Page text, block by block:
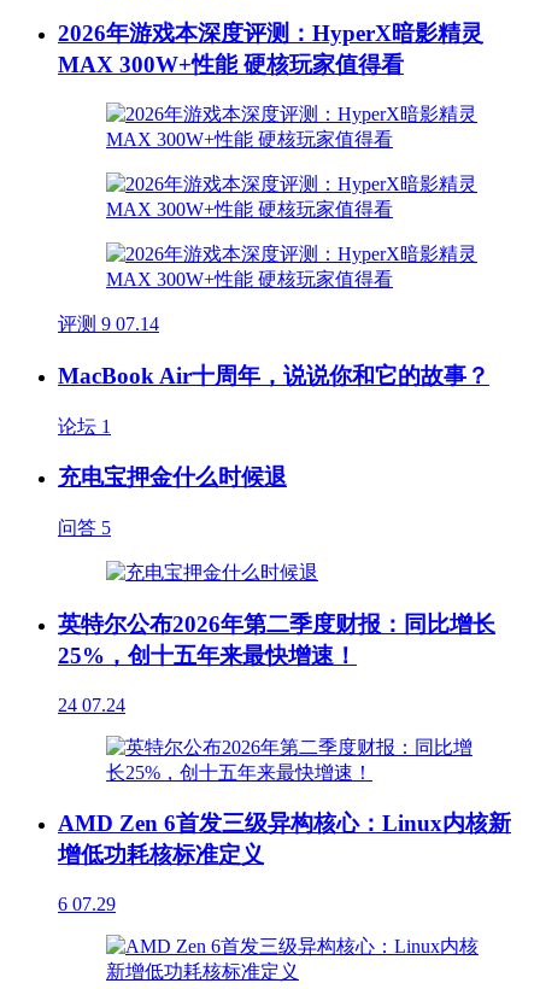
2026年游戏本深度评测：HyperX暗影精灵
MAX 300W+性能 硬核玩家值得看
评测 9 07.14
MacBook Air十周年，说说你和它的故事？
论坛 1
充电宝押金什么时候退
问答 5
英特尔公布2026年第二季度财报：同比增长
25%，创十五年来最快增速！
24 07.24
AMD Zen 6首发三级异构核心：Linux内核新
增低功耗核标准定义
6 07.29